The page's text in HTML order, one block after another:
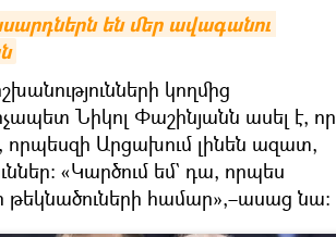
են մեր ավագանու
կողմից
Նիկոլ Փաշինյանն ասել է, որ
որպեսզի Արցախում լինեն ազատ,
«Կարծում եմ` դա, որպես
թեկնածուների համար»,–ասաց նա։